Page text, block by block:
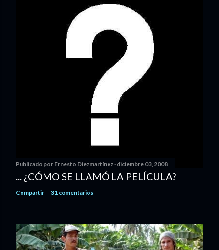
Publicado por Ernesto Diezmartínez diciembre 03, 2008
... ¿CÓMO SE LLAMÓ LA PELÍCULA?
Compartir 31 comentarios